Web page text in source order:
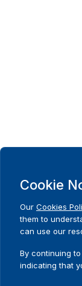
Cookie
Our Cookies
them to
can use our
By continuing
indicating that